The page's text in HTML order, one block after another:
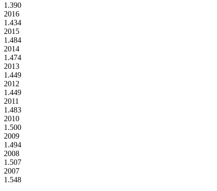
1.390
2016
1.434
2015
1.484
2014
1.474
2013
1.449
2012
1.449
2011
1.483
2010
1.500
2009
1.494
2008
1.507
2007
1.548